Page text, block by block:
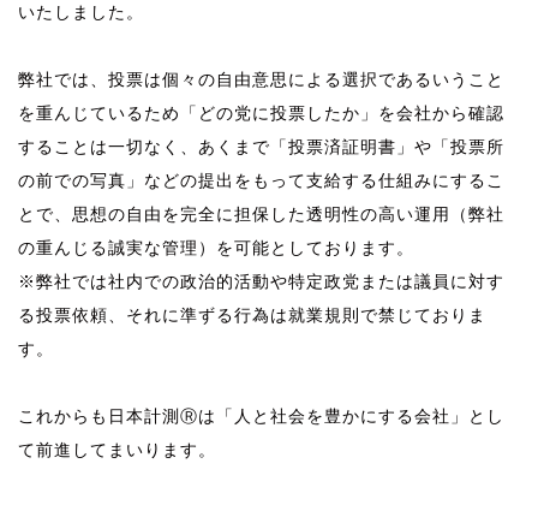
いたしました。
弊社では、投票は個々の自由意思による選択であるいうこと
を重んじているため「どの党に投票したか」を会社から確認
することは一切なく、あくまで「投票済証明書」や「投票所
の前での写真」などの提出をもって支給する仕組みにするこ
とで、思想の自由を完全に担保した透明性の高い運用（弊社
の重んじる誠実な管理）を可能としております。
※弊社では社内での政治的活動や特定政党または議員に対す
る投票依頼、それに準ずる行為は就業規則で禁じておりま
す。
これからも日本計測Ⓡは「人と社会を豊かにする会社」とし
て前進してまいります。